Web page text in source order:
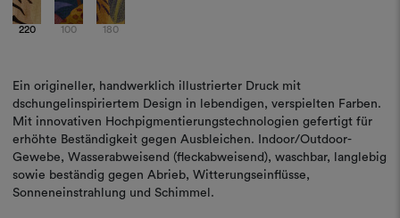
220 100 180
Ein origineller, handwerklich illustrierter Druck mit
dschungelinspiriertem Design in lebendigen, verspielten Farben.
Mit innovativen Hochpigmentierungstechnologien gefertigt für
erhöhte Beständigkeit gegen Ausbleichen. Indoor/Outdoor-
Gewebe, Wasserabweisend (fleckabweisend), waschbar, langlebig
sowie beständig gegen Abrieb, Witterungseinflüsse,
Sonneneinstrahlung und Schimmel.